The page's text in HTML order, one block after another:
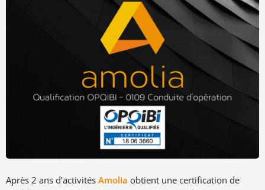
Après 2 ans d’activités Amolia obtient une certification de